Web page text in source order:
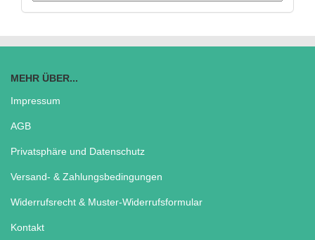
MEHR ÜBER...
Impressum
AGB
Privatsphäre und Datenschutz
Versand- & Zahlungsbedingungen
Widerrufsrecht & Muster-Widerrufsformular
Kontakt